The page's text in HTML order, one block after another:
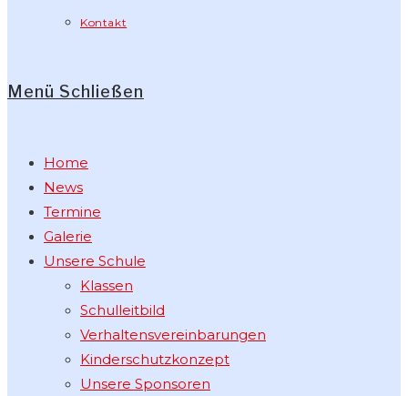
Kontakt
Menü Schließen
Home
News
Termine
Galerie
Unsere Schule
Klassen
Schulleitbild
Verhaltensvereinbarungen
Kinderschutzkonzept
Unsere Sponsoren